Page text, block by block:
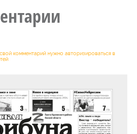
комментарий нужно авторизироваться в